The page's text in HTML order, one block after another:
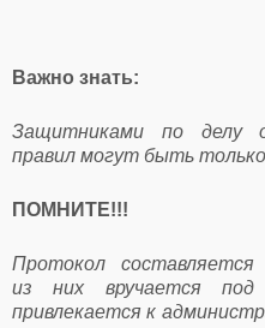
Важно знать:
Защитниками по делу
правил могут быть
ПОМНИТЕ!!!
Протокол
из них вручается под
привлекается к